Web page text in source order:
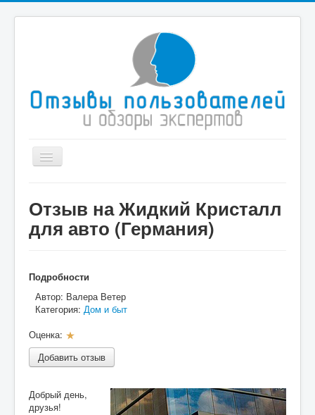
Toggle
Navigation
Иммиграционные услуги
Туристические компании
Спорт
Дом и быт
Разное
Контакты
Отзыв на Жидкий Кристалл
для авто (Германия)
Подробности
Автор: Валера Ветер
Категория: Дом и быт
Оценка: Р
е
й
н
Добавить отзыв
Добрый день,
друзья!